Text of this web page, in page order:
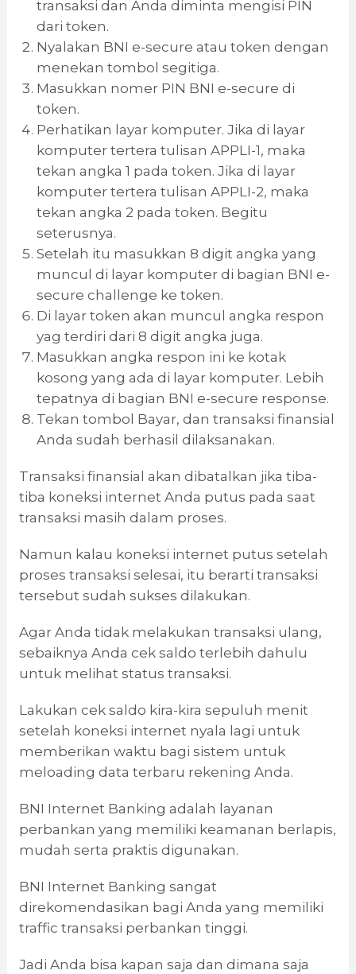
transaksi dan Anda diminta mengisi PIN
dari token.
Nyalakan BNI e-secure atau token dengan
menekan tombol segitiga.
Masukkan nomer PIN BNI e-secure di
token.
Perhatikan layar komputer. Jika di layar
komputer tertera tulisan APPLI-1, maka
tekan angka 1 pada token. Jika di layar
komputer tertera tulisan APPLI-2, maka
tekan angka 2 pada token. Begitu
seterusnya.
Setelah itu masukkan 8 digit angka yang
muncul di layar komputer di bagian BNI e-
secure challenge ke token.
Di layar token akan muncul angka respon
yag terdiri dari 8 digit angka juga.
Masukkan angka respon ini ke kotak
kosong yang ada di layar komputer. Lebih
tepatnya di bagian BNI e-secure response.
Tekan tombol Bayar, dan transaksi finansial
Anda sudah berhasil dilaksanakan.
Transaksi finansial akan dibatalkan jika tiba-
tiba koneksi internet Anda putus pada saat
transaksi masih dalam proses.
Namun kalau koneksi internet putus setelah
proses transaksi selesai, itu berarti transaksi
tersebut sudah sukses dilakukan.
Agar Anda tidak melakukan transaksi ulang,
sebaiknya Anda cek saldo terlebih dahulu
untuk melihat status transaksi.
Lakukan cek saldo kira-kira sepuluh menit
setelah koneksi internet nyala lagi untuk
memberikan waktu bagi sistem untuk
meloading data terbaru rekening Anda.
BNI Internet Banking adalah layanan
perbankan yang memiliki keamanan berlapis,
mudah serta praktis digunakan.
BNI Internet Banking sangat
direkomendasikan bagi Anda yang memiliki
traffic transaksi perbankan tinggi.
Jadi Anda bisa kapan saja dan dimana saja